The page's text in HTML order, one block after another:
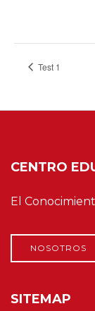
Test 1
CENTRO
El
NOSOTROS
SITEMAP